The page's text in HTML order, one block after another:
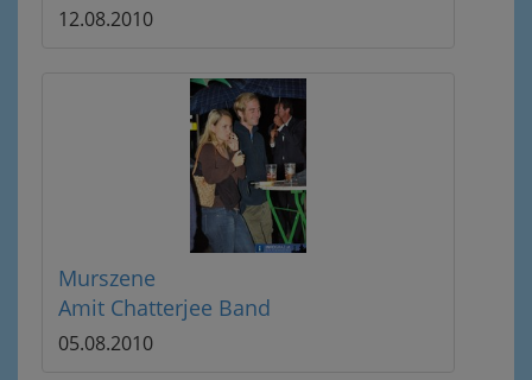
12.08.2010
Murszene
Amit Chatterjee Band
05.08.2010